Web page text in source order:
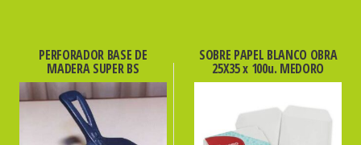
PERFORADOR BASE DE
MADERA SUPER BS
SOBRE PAPEL BLANCO OBRA
25X35 x 100u. MEDORO